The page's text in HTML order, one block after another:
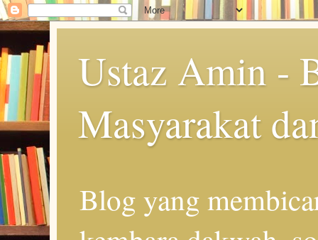
Ustaz Amin -
Masyarakat
Blog yang